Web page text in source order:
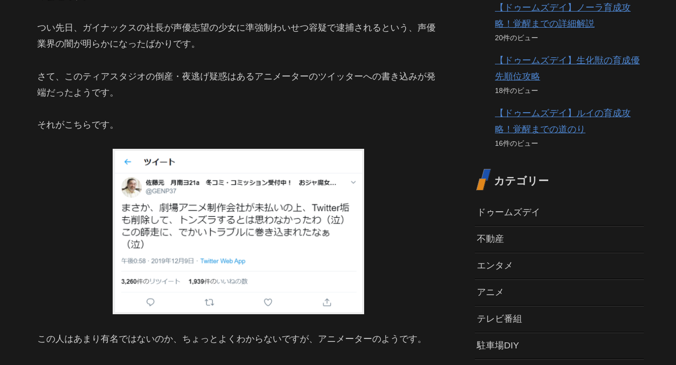
つい先日、ガイナックスの社長が声優志望の少女に準強制わいせつ容疑で逮捕されるという、声優
業界の闇が明らかになったばかりです。
さて、このティアスタジオの倒産・夜逃げ疑惑はあるアニメーターのツイッターへの書き込みが発
端だったようです。
それがこちらです。
この人はあまり有名ではないのか、ちょっとよくわからないですが、アニメーターのようです。
【ドゥームズデイ】ノーラ育成攻
略！覚醒までの詳細解説
20件のビュー
【ドゥームズデイ】生化獣の育成優
先順位攻略
18件のビュー
【ドゥームズデイ】ルイの育成攻
略！覚醒までの道のり
16件のビュー
カテゴリー
ドゥームズデイ
不動産
エンタメ
アニメ
テレビ番組
駐車場DIY